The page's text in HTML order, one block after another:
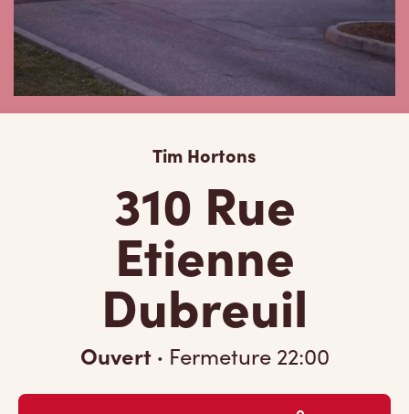
Tim Hortons
310 Rue
Etienne
Dubreuil
Ouvert · Fermeture 22:00